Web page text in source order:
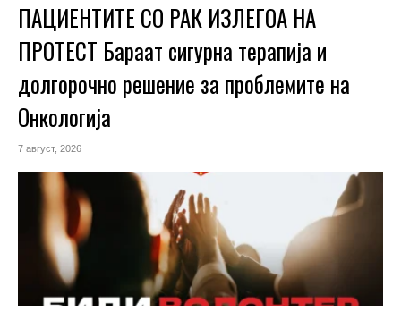
ПАЦИЕНТИТЕ СО РАК ИЗЛЕГОА НА
ПРОТЕСТ Бараат сигурна терапија и
долгорочно решение за проблемите на
Онкологија
7 август, 2026